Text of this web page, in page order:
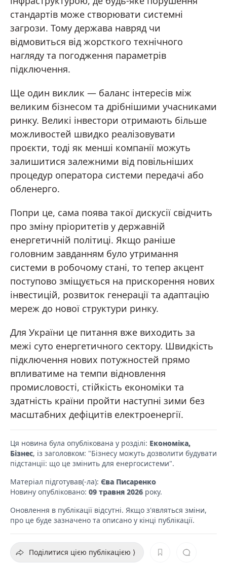
стандартів може створювати системні
загрози. Тому держава навряд чи
відмовиться від жорсткого технічного
нагляду та погодження параметрів
підключення.
Ще один виклик — баланс інтересів між
великим бізнесом та дрібнішими учасниками
ринку. Великі інвестори отримають більше
можливостей швидко реалізовувати
проєкти, тоді як менші компанії можуть
залишитися залежними від повільніших
процедур оператора системи передачі або
обленерго.
Попри це, сама поява такої дискусії свідчить
про зміну пріоритетів у державній
енергетичній політиці. Якщо раніше
головним завданням було утримання
системи в робочому стані, то тепер акцент
поступово зміщується на прискорення нових
інвестицій, розвиток генерації та адаптацію
мереж до нової структури ринку.
Для України це питання вже виходить за
межі суто енергетичного сектору. Швидкість
підключення нових потужностей прямо
впливатиме на темпи відновлення
промисловості, стійкість економіки та
здатність країни пройти наступні зими без
масштабних дефіцитів електроенергії.
Ця новина була опублікована у розділі: Економіка,
Бізнес, із заголовком: "Бізнесу можуть дозволити будувати
підстанції: що це змінить для енергосистеми".
Матеріал підготував(-ла): Єва Писаренко
Новину опубліковано: 09 травня 2026року.
Оновлення в публікації відсутні. Якщо з'являться зміни,
про це буде зазначено та описано у кінці публікації.
Поділитися цією публікацією ⟩